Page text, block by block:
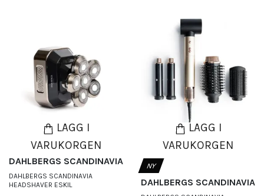
LÄGG I
VARUKORGEN
DAHLBERGS SCANDINAVIA
DAHLBERGS SCANDINAVIA
HEADSHAVER ESKIL
LÄGG I
VARUKORGEN
NY
DAHLBERGS SCANDINAVIA